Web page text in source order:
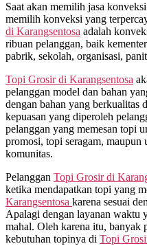
Saat akan memilih jasa
memilih konveksi yang
di Karangsentosa adalah
ribuan pelanggan, baik
pabrik, sekolah, organisasi,
Topi Grosir di Karangsentosa
pelanggan model dan bahan
dengan bahan yang berkualitas
kepuasan yang diperoleh
pelanggan yang memesan topi
promosi, topi seragam,
komunitas.
Pelanggan Topi Grosir di
ketika mendapatkan topi yang
Karangsentosa karena sesuai
Apalagi dengan layanan waktu
mahal. Oleh karena itu, banyak
kebutuhan topinya di Topi